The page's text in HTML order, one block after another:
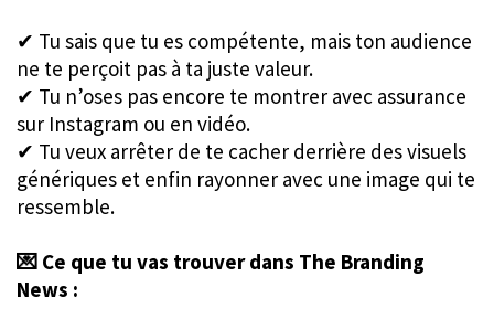
✔ Tu sais que tu es compétente, mais ton audience
ne te perçoit pas à ta juste valeur.
✔ Tu n’oses pas encore te montrer avec assurance
sur Instagram ou en vidéo.
✔ Tu veux arrêter de te cacher derrière des visuels
génériques et enfin rayonner avec une image qui te
ressemble.
💌 Ce que tu vas trouver dans The Branding
News :